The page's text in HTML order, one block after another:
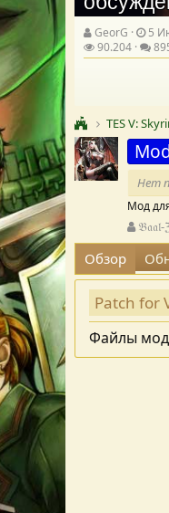
GeorG
5
90.204
TES V:
Нет
Мод
А
в
о
р
𝔅𝔞𝔞𝔩-
Обзор
Patch for
Файлы